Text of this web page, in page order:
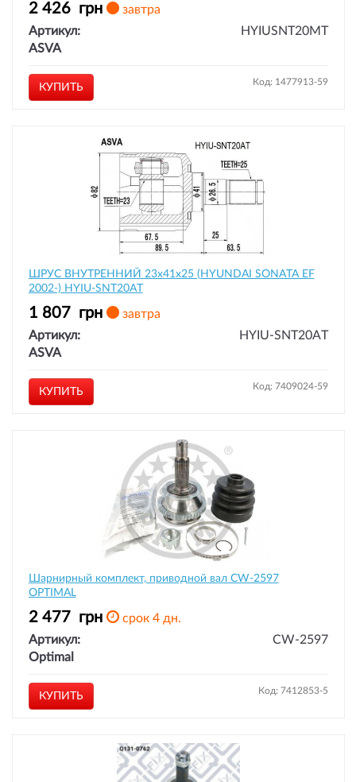
2 426 грн
завтра
Артикул:
HYIUSNT20MT
ASVA
КУПИТЬ Код: 1477913-59
ШРУС ВНУТРЕННИЙ 23x41x25 (HYUNDAI SONATA EF
2002-) HYIU-SNT20AT
1 807 грн
завтра
Артикул:
HYIU-SNT20AT
ASVA
КУПИТЬ Код: 7409024-59
Шарнирный комплект, приводной вал CW-2597
OPTIMAL
2 477 грн
срок 4 дн.
Артикул:
CW-2597
Optimal
КУПИТЬ Код: 7412853-5